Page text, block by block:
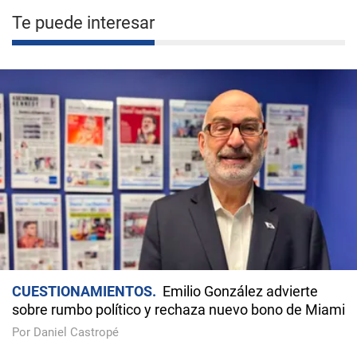
Te puede interesar
CUESTIONAMIENTOS
Emilio González advierte
sobre rumbo político y rechaza nuevo bono de Miami
Por Daniel Castropé